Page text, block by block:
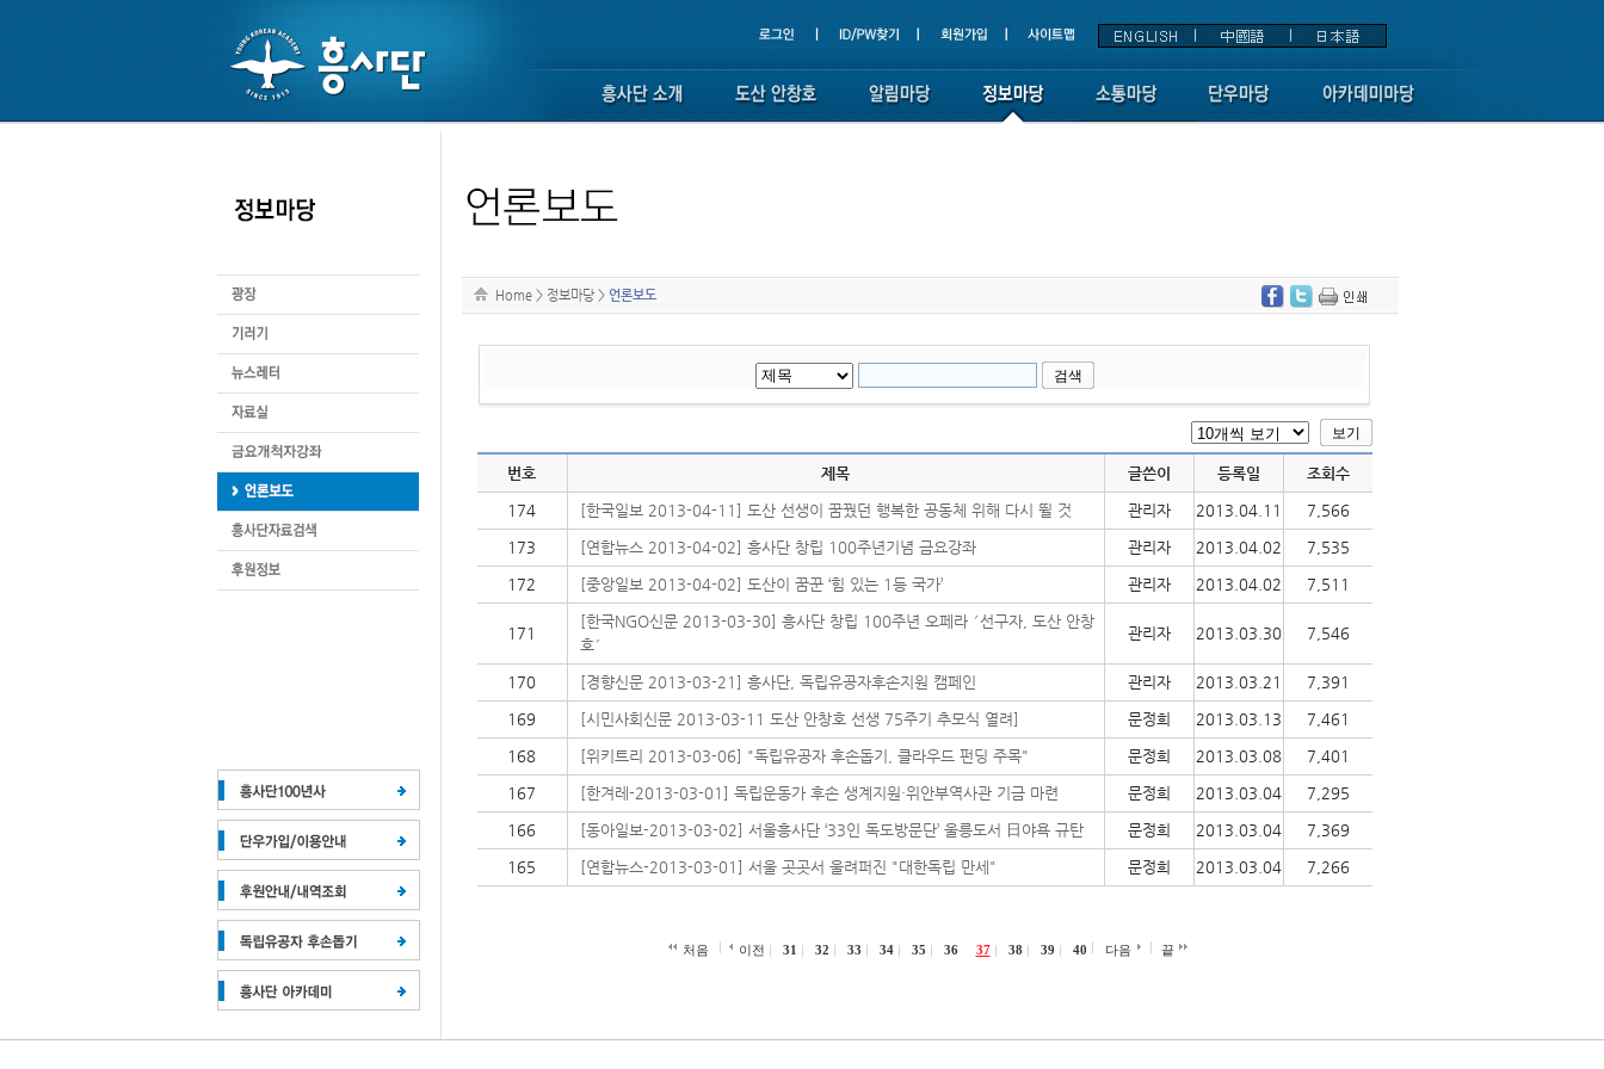
Home > 정보마당 > 언론보도
번호 제목 글쓴이 등록일 조회수
174 [한국일보 2013-04-11] 도산 선생이 꿈꿨던 행복한 공동체 위해 다시 뛸 것 관리자 2013.04.11 7,566
173 [연합뉴스 2013-04-02] 흥사단 창립 100주년기념 금요강좌 관리자 2013.04.02 7,535
172 [중앙일보 2013-04-02] 도산이 꿈꾼 ‘힘 있는 1등 국가’ 관리자 2013.04.02 7,511
171
[한국NGO신문 2013-03-30] 흥사단 창립 100주년 오페라 ′선구자, 도산 안창
호′
관리자 2013.03.30 7,546
170 [경향신문 2013-03-21] 흥사단, 독립유공자후손지원 캠페인 관리자 2013.03.21 7,391
169 [시민사회신문 2013-03-11 도산 안창호 선생 75주기 추모식 열려] 문정희 2013.03.13 7,461
168 [위키트리 2013-03-06] "독립유공자 후손돕기, 클라우드 펀딩 주목" 문정희 2013.03.08 7,401
167 [한겨레-2013-03-01] 독립운동가 후손 생계지원·위안부역사관 기금 마련 문정희 2013.03.04 7,295
166 [동아일보-2013-03-02] 서울흥사단 ‘33인 독도방문단’ 울릉도서 日야욕 규탄 문정희 2013.03.04 7,369
165 [연합뉴스-2013-03-01] 서울 곳곳서 울려퍼진 "대한독립 만세" 문정희 2013.03.04 7,266
처음 이전 31 32 33 34 35 36 37 38 39 40 다음 끝